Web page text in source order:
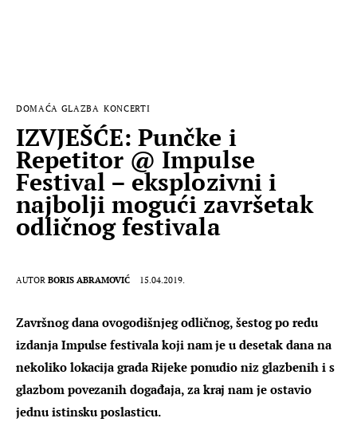
DOMAĆA GLAZBA KONCERTI
IZVJEŠĆE: Punčke i
Repetitor @ Impulse
Festival – eksplozivni i
najbolji mogući završetak
odličnog festivala
AUTOR BORIS ABRAMOVIĆ 15.04.2019.
Završnog dana ovogodišnjeg odličnog, šestog po redu
izdanja Impulse festivala koji nam je u desetak dana na
nekoliko lokacija grada Rijeke ponudio niz glazbenih i s
glazbom povezanih događaja, za kraj nam je ostavio
jednu istinsku poslasticu.